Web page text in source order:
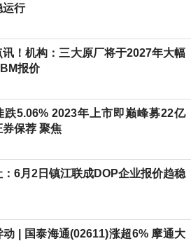
运行
讯！机构：三大原厂将于2027年大幅
报价
跌5.06% 2023年上市即巅峰募22亿
券保荐 聚焦
：6月2日镇江联成DOP企业报价趋稳
动 | 国泰海通(02611)涨超6% 摩通大